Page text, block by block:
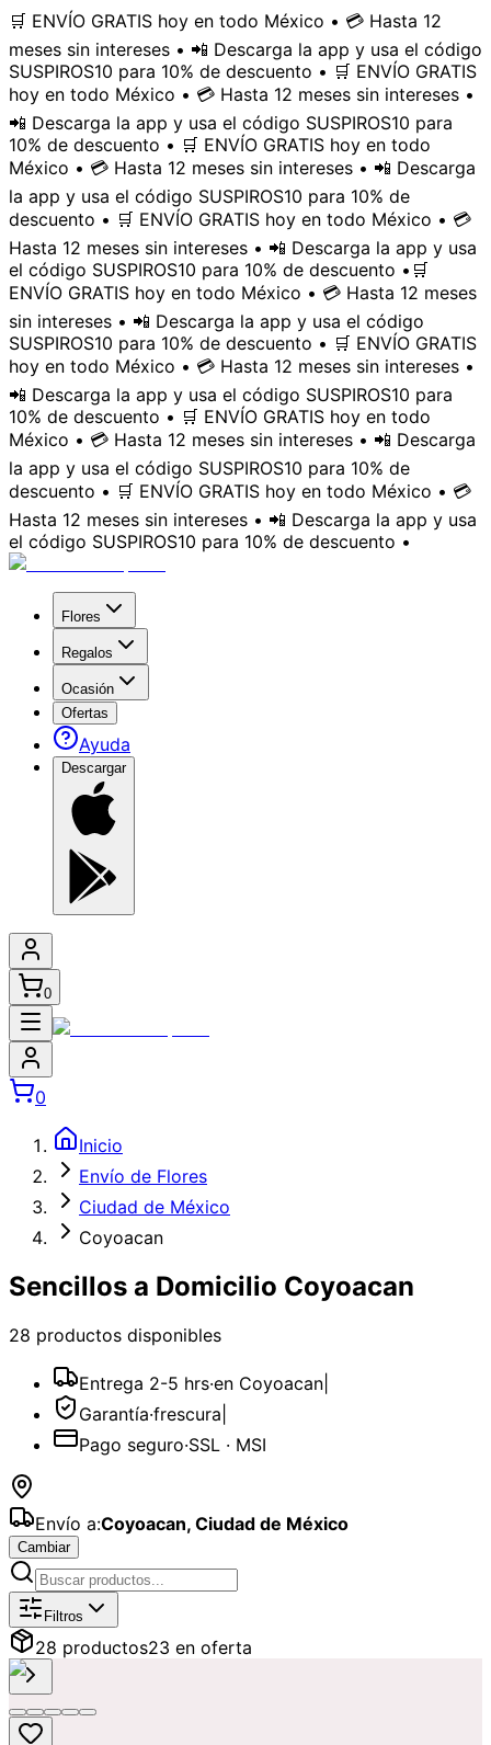
🛒 ENVÍO GRATIS hoy en todo México • 💳 Hasta 12
meses sin intereses • 📲 Descarga la app y usa el código
SUSPIROS10 para 10% de descuento • 🛒 ENVÍO GRATIS
hoy en todo México • 💳 Hasta 12 meses sin intereses •
📲 Descarga la app y usa el código SUSPIROS10 para
10% de descuento • 🛒 ENVÍO GRATIS hoy en todo
México • 💳 Hasta 12 meses sin intereses • 📲 Descarga
la app y usa el código SUSPIROS10 para 10% de
descuento • 🛒 ENVÍO GRATIS hoy en todo México • 💳
Hasta 12 meses sin intereses • 📲 Descarga la app y usa
el código SUSPIROS10 para 10% de descuento • 🛒
ENVÍO GRATIS hoy en todo México • 💳 Hasta 12 meses
sin intereses • 📲 Descarga la app y usa el código
SUSPIROS10 para 10% de descuento • 🛒 ENVÍO GRATIS
hoy en todo México • 💳 Hasta 12 meses sin intereses •
📲 Descarga la app y usa el código SUSPIROS10 para
10% de descuento • 🛒 ENVÍO GRATIS hoy en todo
México • 💳 Hasta 12 meses sin intereses • 📲 Descarga
la app y usa el código SUSPIROS10 para 10% de
descuento • 🛒 ENVÍO GRATIS hoy en todo México • 💳
Hasta 12 meses sin intereses • 📲 Descarga la app y usa
el código SUSPIROS10 para 10% de descuento •
Flores
Regalos
Ocasión
Ofertas
Ayuda
Descargar
0
0
Inicio
Envío de Flores
Ciudad de México
Coyoacan
Sencillos a Domicilio Coyoacan
28 productos disponibles
Entrega 2-5 hrs·en Coyoacan
Garantía·frescura
Pago seguro·SSL · MSI
Envío a:Coyoacan, Ciudad de México
Cambiar
Catálogo deSencillos
Filtros
28 productos23 en oferta